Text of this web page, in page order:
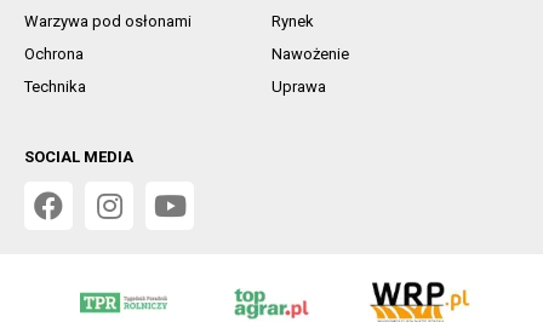
Warzywa pod osłonami
Rynek
Ochrona
Nawożenie
Technika
Uprawa
SOCIAL MEDIA